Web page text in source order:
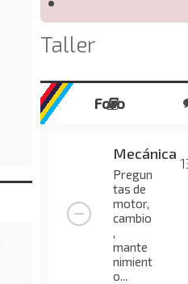
Taller
Foro
Mecánica
Pregun
tas de
motor,
cambio
,
mante
nimient
o...